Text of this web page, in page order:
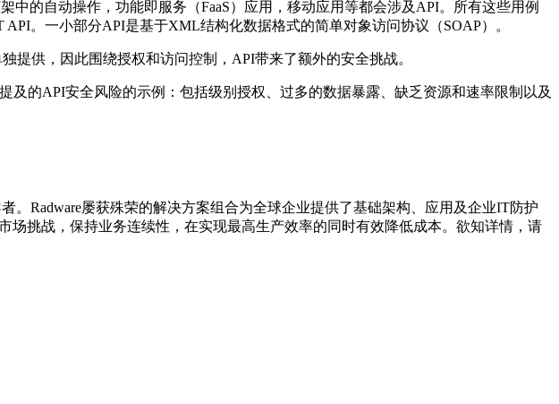
中的自动操作，功能即服务（FaaS）应用，移动应用等都会涉及API。所有这些用例
。一小部分API是基于XML结构化数据格式的简单对象访问协议（SOAP）。
提供，因此围绕授权和访问控制，API带来了额外的安全挑战。
及的API安全风险的示例：包括级别授权、过多的数据暴露、缺乏资源和速率限制以及
。Radware屡获殊荣的解决方案组合为全球企业提供了基础架构、应用及企业IT防护
场挑战，保持业务连续性，在实现最高生产效率的同时有效降低成本。欲知详情，请